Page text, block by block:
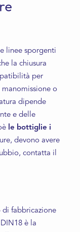
linee sporgenti
la chiusura
per
o
dipende
e delle
le bottiglie i
devono avere
contatta il
di fabbricazione
è la